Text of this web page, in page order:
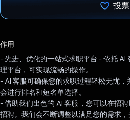
投票
作用
- 先进、优化的一站式求职平台 - 依托 AI
理平台，可实现流畅的操作。
- AI 客服可确保您的求职过程轻松无忧
会进行排名和短名单选择。
- 借助我们出色的 AI 客服，您可以在招
招聘。我们会不断调整以满足您的需求，